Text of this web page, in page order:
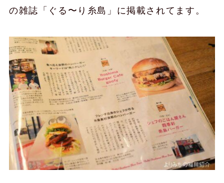
の雑誌「ぐる〜り糸島」に掲載されてます。